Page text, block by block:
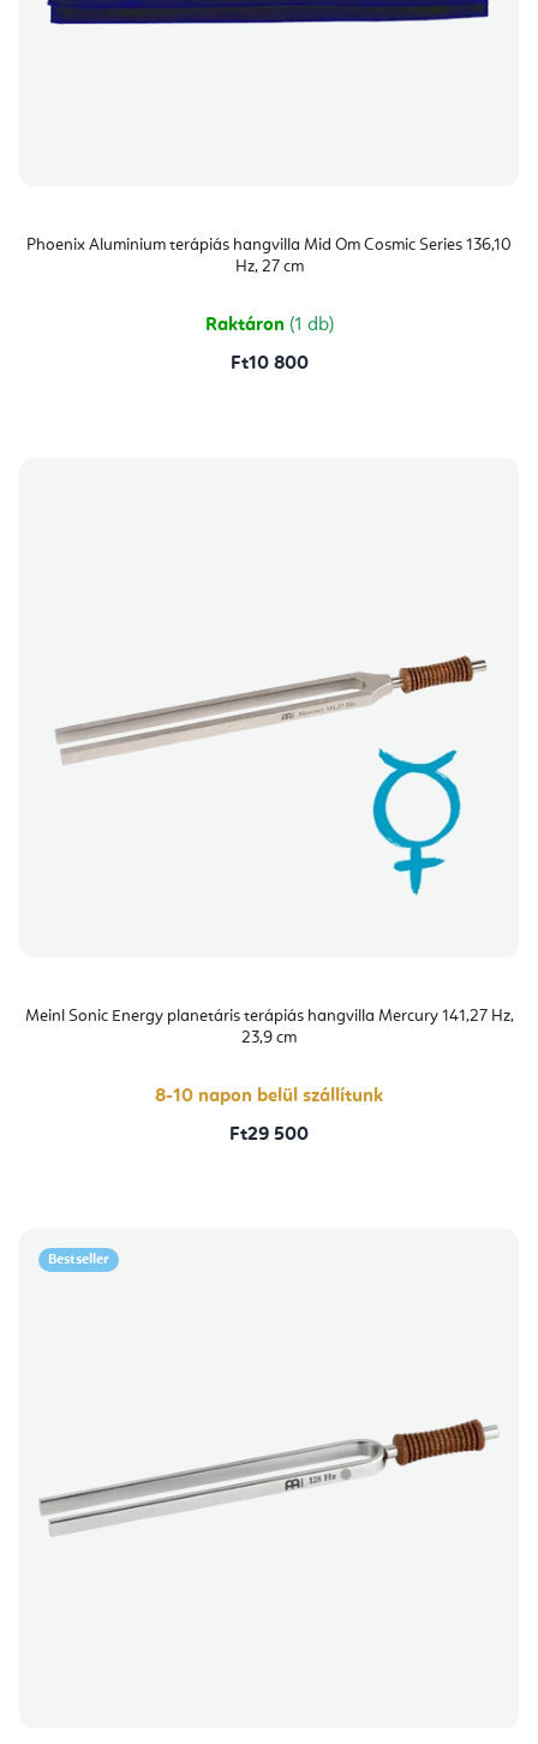
Phoenix Aluminium terápiás hangvilla Mid Om Cosmic Series 136,10
Hz, 27 cm
Raktáron (1 db)
Ft10 800
Meinl Sonic Energy planetáris terápiás hangvilla Mercury 141,27 Hz,
23,9 cm
8-10 napon belül szállítunk
Ft29 500
Bestseller